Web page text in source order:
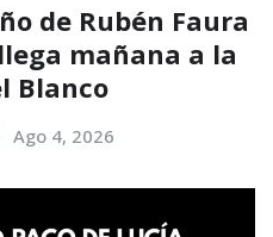
de Rubén Faura
mañana a la
Blanco
Ago 4, 2026